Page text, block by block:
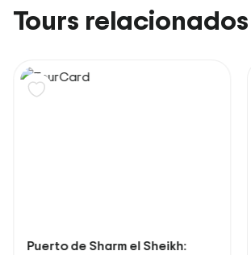
Tours relacionados
Puerto de Sharm el Sheikh: